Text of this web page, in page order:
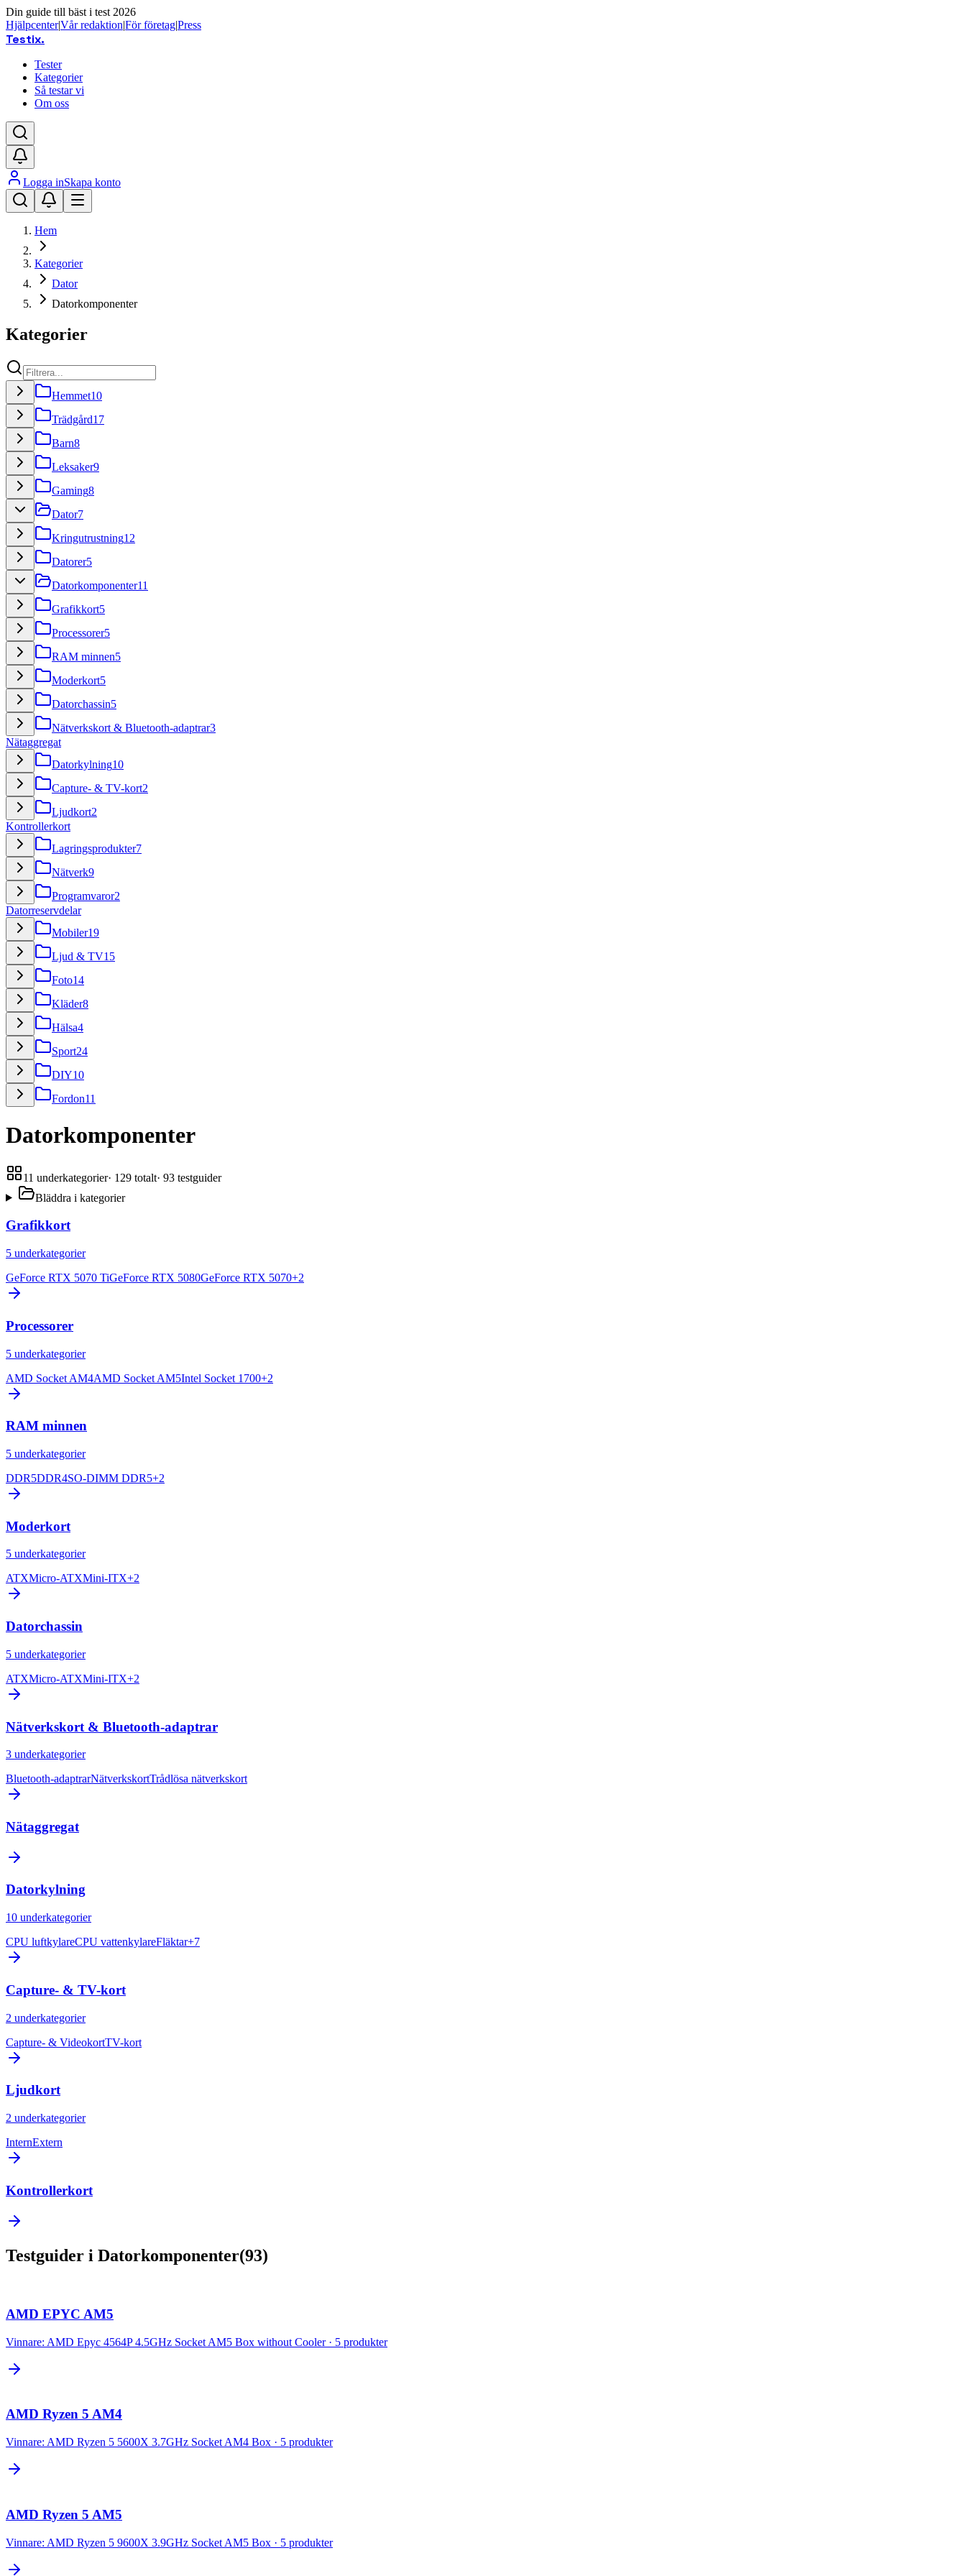
Din guide till bäst i test 2026
Hjälpcenter|Vår redaktion|För företag|Press
Testix.
Tester
Kategorier
Så testar vi
Om oss
Logga inSkapa konto
Hem
Kategorier
Dator
Datorkomponenter
Kategorier
Hemmet10
Trädgård17
Barn8
Leksaker9
Gaming8
Dator7
Kringutrustning12
Datorer5
Datorkomponenter11
Grafikkort5
Processorer5
RAM minnen5
Moderkort5
Datorchassin5
Nätverkskort & Bluetooth-adaptrar3
Nätaggregat
Datorkylning10
Capture- & TV-kort2
Ljudkort2
Kontrollerkort
Lagringsprodukter7
Nätverk9
Programvaror2
Datorreservdelar
Mobiler19
Ljud & TV15
Foto14
Kläder8
Hälsa4
Sport24
DIY10
Fordon11
Datorkomponenter
11 underkategorier· 129 totalt· 93 testguider
Bläddra i kategorier
Grafikkort
5 underkategorier
GeForce RTX 5070 TiGeForce RTX 5080GeForce RTX 5070+2
Processorer
5 underkategorier
AMD Socket AM4AMD Socket AM5Intel Socket 1700+2
RAM minnen
5 underkategorier
DDR5DDR4SO-DIMM DDR5+2
Moderkort
5 underkategorier
ATXMicro-ATXMini-ITX+2
Datorchassin
5 underkategorier
ATXMicro-ATXMini-ITX+2
Nätverkskort & Bluetooth-adaptrar
3 underkategorier
Bluetooth-adaptrarNätverkskortTrådlösa nätverkskort
Nätaggregat
Datorkylning
10 underkategorier
CPU luftkylareCPU vattenkylareFläktar+7
Capture- & TV-kort
2 underkategorier
Capture- & VideokortTV-kort
Ljudkort
2 underkategorier
InternExtern
Kontrollerkort
Testguider i Datorkomponenter(93)
AMD EPYC AM5
Vinnare: AMD Epyc 4564P 4.5GHz Socket AM5 Box without Cooler· 5 produkter
AMD Ryzen 5 AM4
Vinnare: AMD Ryzen 5 5600X 3.7GHz Socket AM4 Box · 5 produkter
AMD Ryzen 5 AM5
Vinnare: AMD Ryzen 5 9600X 3.9GHz Socket AM5 Box · 5 produkter